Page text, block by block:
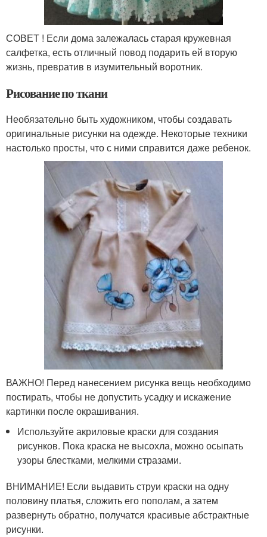
СОВЕТ ! Если дома залежалась старая кружевная
салфетка, есть отличный повод подарить ей вторую
жизнь, превратив в изумительный воротник.
Рисование по ткани
Необязательно быть художником, чтобы создавать
оригинальные рисунки на одежде. Некоторые техники
настолько просты, что с ними справится даже ребенок.
ВАЖНО! Перед нанесением рисунка вещь необходимо
постирать, чтобы не допустить усадку и искажение
картинки после окрашивания.
Используйте акриловые краски для создания
рисунков. Пока краска не высохла, можно осыпать
узоры блестками, мелкими стразами.
ВНИМАНИЕ! Если выдавить струи краски на одну
половину платья, сложить его пополам, а затем
развернуть обратно, получатся красивые абстрактные
рисунки.